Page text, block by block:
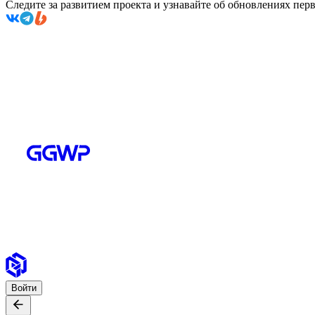
Следите за развитием проекта и узнавайте об обновлениях
Войти